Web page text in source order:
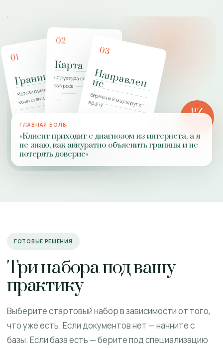
01
Границы
Чёткая рамка
компетенции
02
Карта
Структура сложного
запроса
03
Н
а
п
р
а
в
л
е
н
и
е
Бережный маршрут к
врачу
PZ
ГЛАВНАЯ БОЛЬ
«Клиент приходит с диагнозом из интернета, а я
не знаю, как аккуратно объяснить границы и не
потерять доверие»
ГОТОВЫЕ РЕШЕНИЯ
Три набора под вашу
практику
Выберите стартовый набор в зависимости от того,
что уже есть. Если документов нет — начните с
базы. Если база есть — берите под специализацию